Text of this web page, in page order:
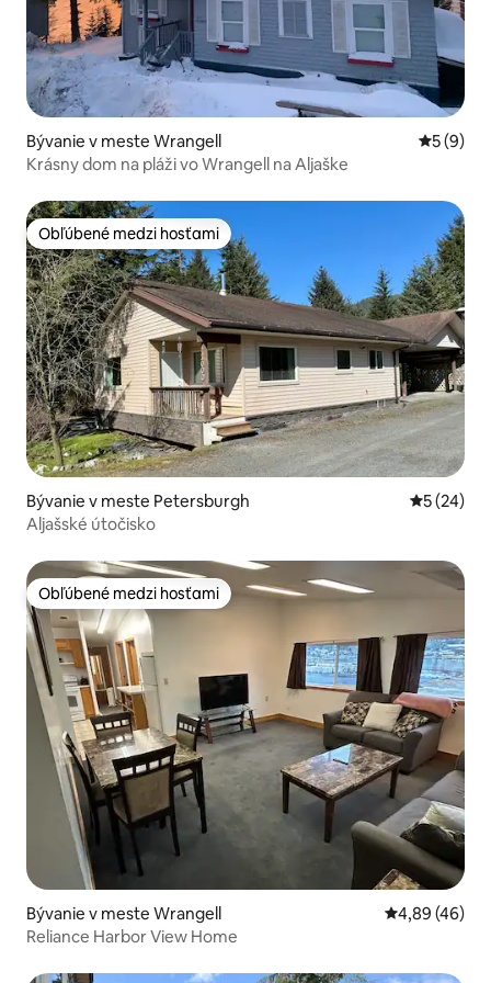
Bývanie v meste Wrangell
5 (9)
Krásny dom na pláži vo Wrangell na Aljaške
Obľúbené medzi hosťami
Obľúbené medzi hosťami
Bývanie v meste Petersburgh
5 (24)
Aljašské útočisko
Obľúbené medzi hosťami
Obľúbené medzi hosťami
Bývanie v meste Wrangell Priemerné
4,89 (46)
Reliance Harbor View Home